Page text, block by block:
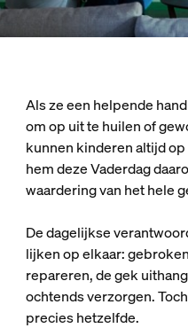
Als ze een helpende
om op uit te huilen of
kunnen kinderen altijd
hem deze Vaderdag
waardering van het hele
De dagelijkse
lijken op elkaar:
repareren, de gek
ochtends verzorgen.
precies hetzelfde.